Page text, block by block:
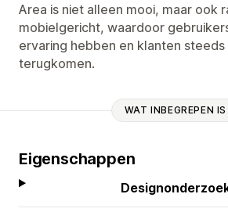
Area is niet alleen mooi, maar ook
mobielgericht, waardoor
ervaring hebben en klanten
terugkomen.
WAT INBEGREPEN IS
Eigenschappen